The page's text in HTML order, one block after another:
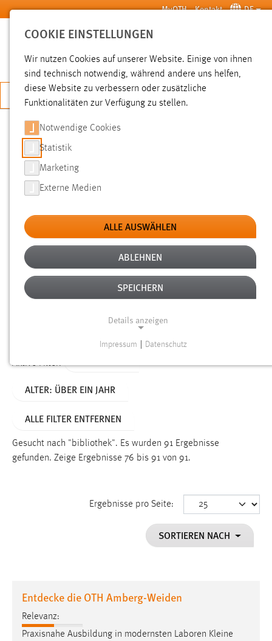
Zum Hauptinhalt springen MyOTH Kontakt DE
SUCHE
JETZT BEWERBEN
SUCHE
FILTER
Typ
Erstellungsdatum
Alter
Aktive Filter:
ALTER: ÜBER EIN JAHR
ALLE FILTER ENTFERNEN
Gesucht nach "bibliothek". Es wurden 91 Ergebnisse
gefunden. Zeige Ergebnisse 76 bis 91 von 91.
Ergebnisse pro Seite:
SORTIEREN NACH
Entdecke die OTH Amberg-Weiden
Relevanz:
Praxisnahe Ausbildung in modernsten Laboren Kleine
COOKIE EINSTELLUNGEN
Wir nutzen Cookies auf unserer Website. Einige von ihnen
sind technisch notwendig, während andere uns helfen,
diese Website zu verbessern oder zusätzliche
Funktionalitäten zur Verfügung zu stellen.
Notwendige Cookies
Statistik
Marketing
Externe Medien
ALLE AUSWÄHLEN
ABLEHNEN
SPEICHERN
Details anzeigen
Funktionen und sind für die einwandfreie Funktion der
Name:
Dieser Cookie speichert die ausgewählten Einverständnis-
Performance
Name:
staticfilecache
Impressum Datenschutz